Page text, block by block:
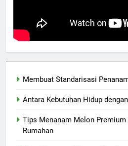
Membuat Standarisasi
Antara Kebutuhan Hidup
Tips Menanam Melon
Rumahan